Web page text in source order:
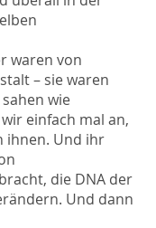
waren von
– sie waren
wie
einfach mal an,
ihnen. Und ihr
die DNA der
Und dann